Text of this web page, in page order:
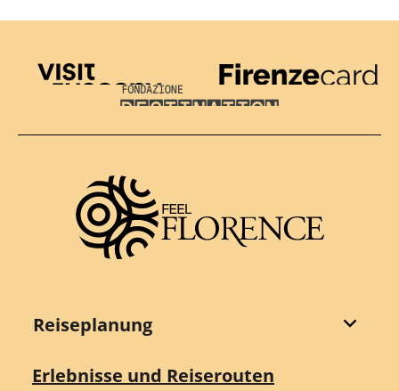
Visit Tuscany
Firenze Card
Destination Florence
Reiseplanung
Erlebnisse und Reiserouten